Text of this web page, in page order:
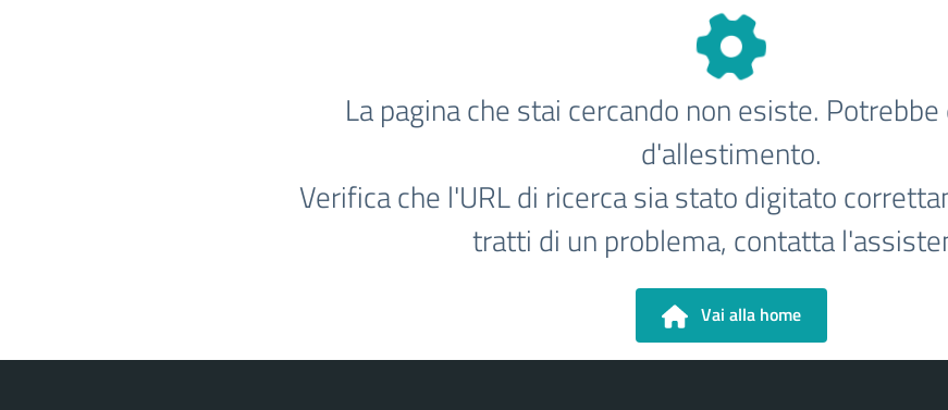
La pagina che stai cercando non esiste.
d'allestimento.
Verifica che l'URL di ricerca sia stato digitato
tratti di un problema, contatta
Vai alla home